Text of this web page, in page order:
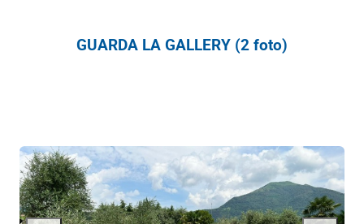
GUARDA LA GALLERY (2 foto)